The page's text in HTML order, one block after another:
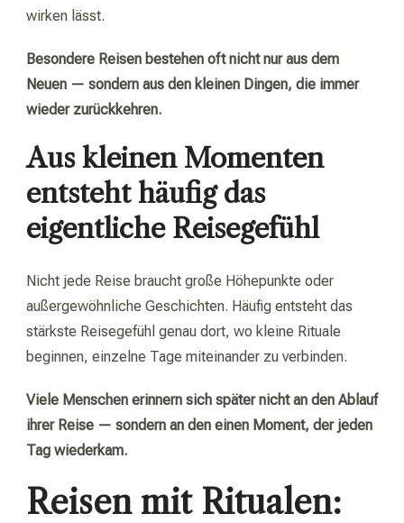
wirken lässt.
Besondere Reisen bestehen oft nicht nur aus dem
Neuen — sondern aus den kleinen Dingen, die immer
wieder zurückkehren.
Aus kleinen Momenten
entsteht häufig das
eigentliche Reisegefühl
Nicht jede Reise braucht große Höhepunkte oder
außergewöhnliche Geschichten. Häufig entsteht das
stärkste Reisegefühl genau dort, wo kleine Rituale
beginnen, einzelne Tage miteinander zu verbinden.
Viele Menschen erinnern sich später nicht an den Ablauf
ihrer Reise — sondern an den einen Moment, der jeden
Tag wiederkam.
Reisen mit Ritualen: